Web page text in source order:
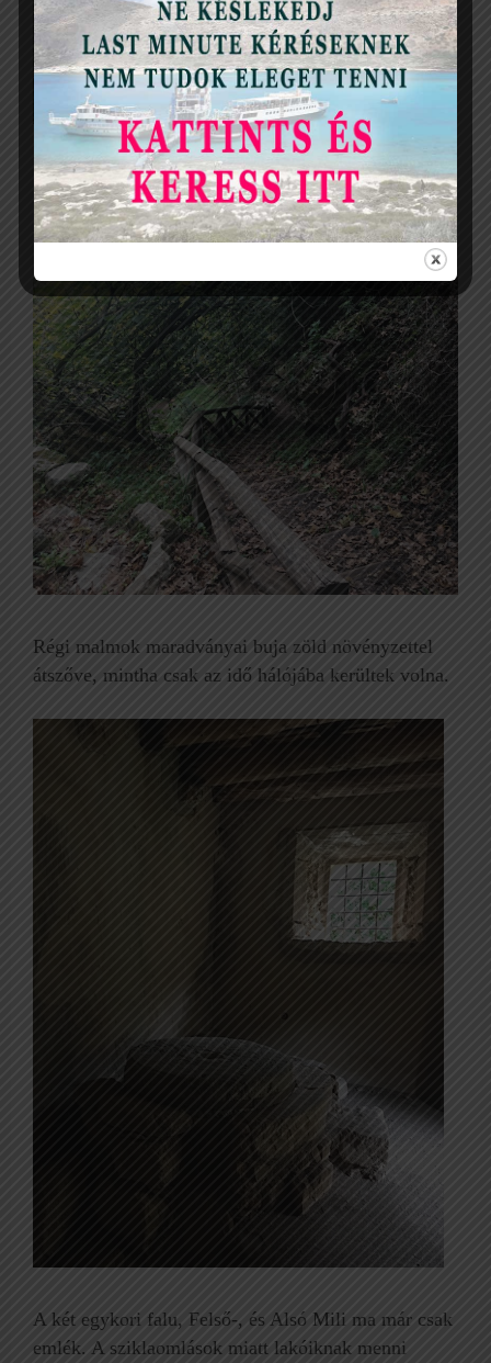
?Hegyi patak csörgedezik szinte a teljes út mentén,
romos épületek árulkodnak róla, hogy itt bizony
valamikor élet volt.
Régi malmok maradványai buja zöld növényzettel
átszőve, mintha csak az idő hálójába kerültek volna.
A két egykori falu, Felső-, és Alsó Mili ma már csak
emlék. A sziklaomlások miatt lakóiknak menni